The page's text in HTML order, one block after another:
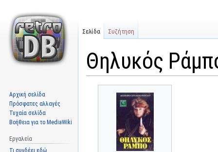
Θηλυκός
Σελίδα Συζήτηση
Αρχική σελίδα
Πρόσφατες αλλαγές
Τυχαία σελίδα
Βοήθεια για το MediaWiki
Εργαλεία
Τι συνδέει εδώ